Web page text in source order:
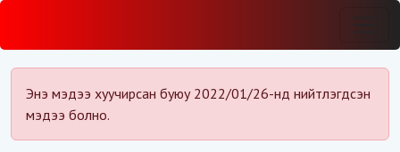
Энэ мэдээ хуучирсан буюу 2022/01/26-нд нийтлэгдсэн
мэдээ болно.